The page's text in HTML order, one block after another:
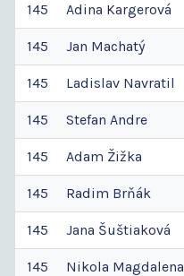
145 Adina Kargerová
145 Jan Machatý
145 Ladislav Navratil
145 Stefan Andre
145 Adam Žižka
145 Radim Brňák
145 Jana Šuštiaková
145 Nikola Magdalena